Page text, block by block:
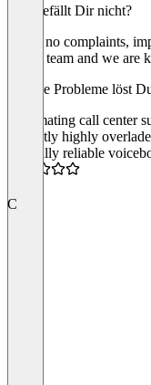
Was gefällt Dir nicht?
So far no complaints,
by the team and we are
Welche Probleme löst
Automating call center
currently highly
“A really reliable
C